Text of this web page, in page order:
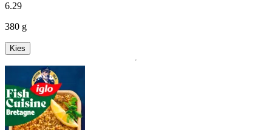
6.29
380 g
Kies